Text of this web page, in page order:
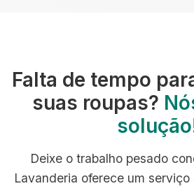
Falta de tempo
suas roupas?
Deixe o trabalho pesado
Lavanderia oferece um